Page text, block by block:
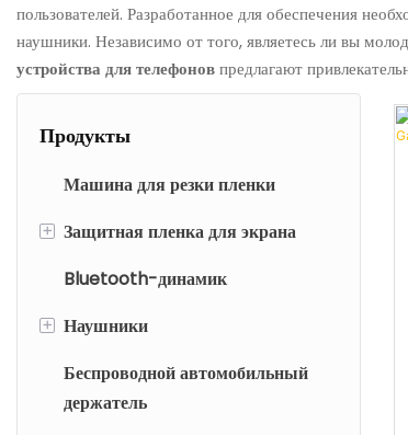
пользователей. Разработанное для обеспечения
наушники. Независимо от того, являетесь ли вы
устройства для телефоновпредлагают
Продукты
Машина для резки пленки
+ Защитная пленка для экрана
Защитная пленка для экрана
Защитная пленка для экрана
Bluetooth-динамик
+ Наушники
TWS-наушники
Проводные наушники
Беспроводной автомобильный
держатель